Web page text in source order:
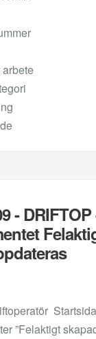
- DRIFTOP
”Felaktigt